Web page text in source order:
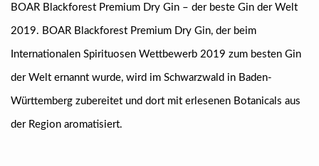
BOAR Blackforest Premium Dry Gin – der beste Gin der Welt
2019. BOAR Blackforest Premium Dry Gin, der beim
Internationalen Spirituosen Wettbewerb 2019 zum besten Gin
der Welt ernannt wurde, wird im Schwarzwald in Baden-
Württemberg zubereitet und dort mit erlesenen Botanicals aus
der Region aromatisiert.